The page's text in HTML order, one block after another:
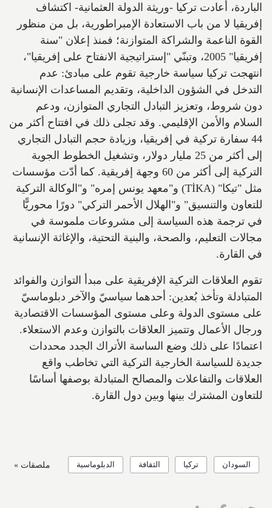
الباردة، أعادت تركيا -وريثة الدولة العثمانية- اكتشاف
إفريقيا لا من باب الاستعادة الإمبراطورية، بل من منظور
القوة الناعمة والشراكة المتوازنة؛ فمنذ إعلان "سنة
إفريقيا" 2005، وتبنّي "إستراتيجية الانفتاح على إفريقيا"،
انتهجت تركيا سياسة خارجية تقوم على مبادئ: عدم
التدخل في الشؤون الداخلية، وتقديم المساعدات الإنسانية
دون شروط، وتعزيز التبادل التجاري المتوازن، ودعم
السلام والأمن الإقليمي. وقد تجلى ذلك في افتتاح أكثر من
44 سفارة تركية في إفريقيا، وزيادة حجم التبادل التجاري
إلى أكثر من 25 مليار دولار، وتشغيل الخطوط الجوية
التركية إلى أكثر من 60 وجهة إفريقية. كما أدّت مؤسسات
مثل "تيكا" (TİKA) و"معهد يونس إمره" و"الوكالة التركية
للتعاون والتنسيق" و"الهلال الأحمر التركي" دورًا محوريًّا
في ترجمة هذه السياسة إلى مشروعات ملموسة في
مجالات التعليم، والصحة، والبنية التحتية، والإغاثة الإنسانية
في القارة.
تقوم العلاقات التركية الإفريقية على مبدأ التوازن والفوائد
المتبادلة وتأخذ بُعدين: أحدهما سياسيّ والآخر دبلوماسيّ
على مستوى الدولة وعلى مستوى المؤسسات الاقتصادية
ورجال الأعمال وتتميز العلاقات بالتوازن وعدم الاستعلاء.
اعتمادًا على ذلك وضع الساسة الأتراك الجدد محددات
جديدة للسياسة الخارجية التركية التي تخاطب واقع
العلاقات والتفاعلات والمصالح المتبادلة بوصفها أساسًا
للتعاون المشترك بينها وبين دول القارة.
ملصقات » السودان تركيا الثقافة الدبلوماسية